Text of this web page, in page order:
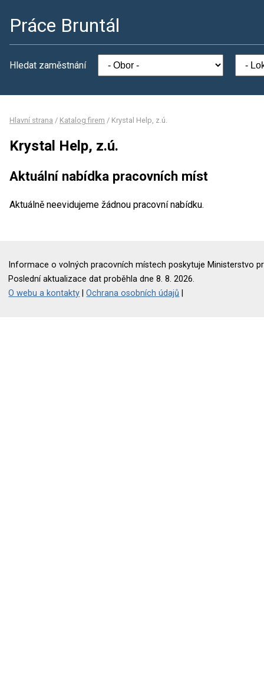
Práce Bruntál
Hledat zaměstnání
Hlavní strana / Katalog firem / Krystal Help, z.ú.
Krystal Help, z.ú.
Aktuální nabídka pracovních míst
Aktuálně neevidujeme žádnou pracovní nabídku.
Informace o volných pracovních místech poskytuje Ministerstvo
Poslední aktualizace dat proběhla dne 8. 8. 2026.
O webu a kontakty |Ochrana osobních údajů